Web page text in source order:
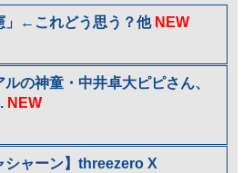
」←これどう思う？他 NEW
ルの神童・中井卓大ピピさん、
NEW
シャーン】threezero X